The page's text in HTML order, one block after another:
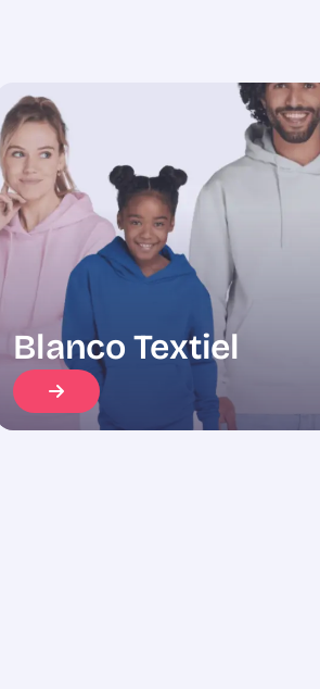
Blanco Textiel